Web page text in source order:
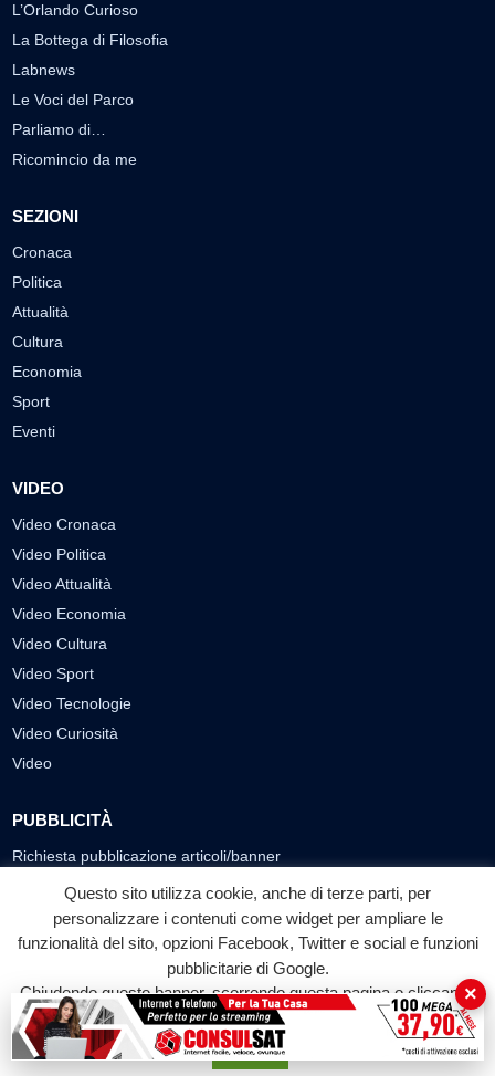
L’Orlando Curioso
La Bottega di Filosofia
Labnews
Le Voci del Parco
Parliamo di…
Ricomincio da me
SEZIONI
Cronaca
Politica
Attualità
Cultura
Economia
Sport
Eventi
VIDEO
Video Cronaca
Video Politica
Video Attualità
Video Economia
Video Cultura
Video Sport
Video Tecnologie
Video Curiosità
Video
PUBBLICITÀ
Richiesta pubblicazione articoli/banner
SEGUICI SUI SOCIAL
f
Facebook
◎ ▶
YouTube
© 2026 LABTV - Tutti i diritti riservati
Questo sito utilizza cookie, anche di terze parti, per
personalizzare i contenuti come widget per ampliare le
funzionalità del sito, opzioni Facebook, Twitter e social e funzioni
pubblicitarie di Google.
Chiudendo questo banner, scorrendo questa pagina o cliccando
su qualunque suo elemento acconsenti all'uso dei cookie.
Accetta
×